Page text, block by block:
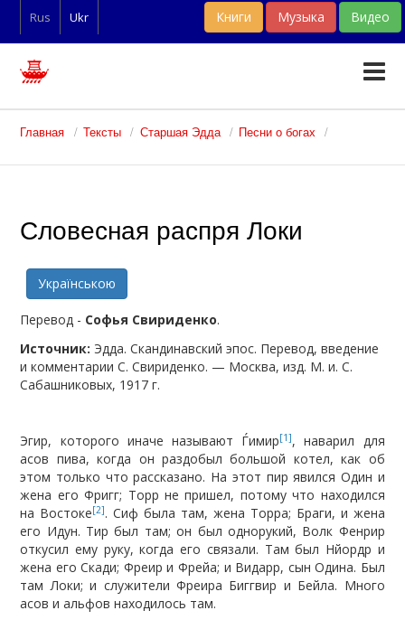
Rus Ukr Книги Музыка Видео
Тексты
Фан-арт
Главная Тексты Старшая Эдда Песни о богах
Словесная распря Локи
Українською
Перевод - Софья Свириденко.
Источник: Эдда. Скандинавский эпос. Перевод, введение
и комментарии С. Свириденко. — Москва, изд. М. и. С.
Сабашниковых, 1917 г.
Эгир, которого иначе называют Ѓимир[1], наварил для
асов пива, когда он раздобыл большой котел, как об
этом только что рассказано. На этот пир явился Один и
жена его Фригг; Торр не пришел, потому что находился
на Востоке[2]. Сиф была там, жена Торра; Браги, и жена
его Идун. Тир был там; он был однорукий, Волк Фенрир
откусил ему руку, когда его связали. Там был Нйордр и
жена его Скади; Фреир и Фрейа; и Видарр, сын Одина. Был
там Локи; и служители Фреира Биггвир и Бейла. Много
асов и альфов находилось там.